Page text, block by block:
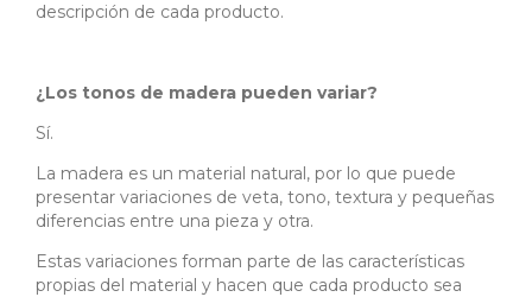
descripción de cada producto.
¿Los tonos de madera pueden variar?
Sí.
La madera es un material natural, por lo que puede
presentar variaciones de veta, tono, textura y pequeñas
diferencias entre una pieza y otra.
Estas variaciones forman parte de las características
propias del material y hacen que cada producto sea